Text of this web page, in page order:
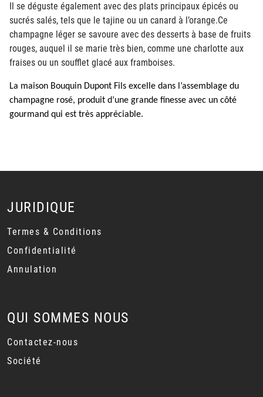
Il se déguste également avec des plats principaux épicés ou
sucrés salés, tels que le tajine ou un canard à l’orange.Ce
champagne léger se savoure avec des desserts à base de fruits
rouges, auquel il se marie très bien, comme une charlotte aux
fraises ou un soufflet glacé aux framboises.
La maison Bouquin Dupont Fils excelle dans l’assemblage du
champagne rosé, produit d’une grande finesse avec un côté
gourmand qui est très appréciable.
JURIDIQUE
Termes & Conditions
Confidentialité
Annulation
QUI SOMMES NOUS
Contactez-nous
Société